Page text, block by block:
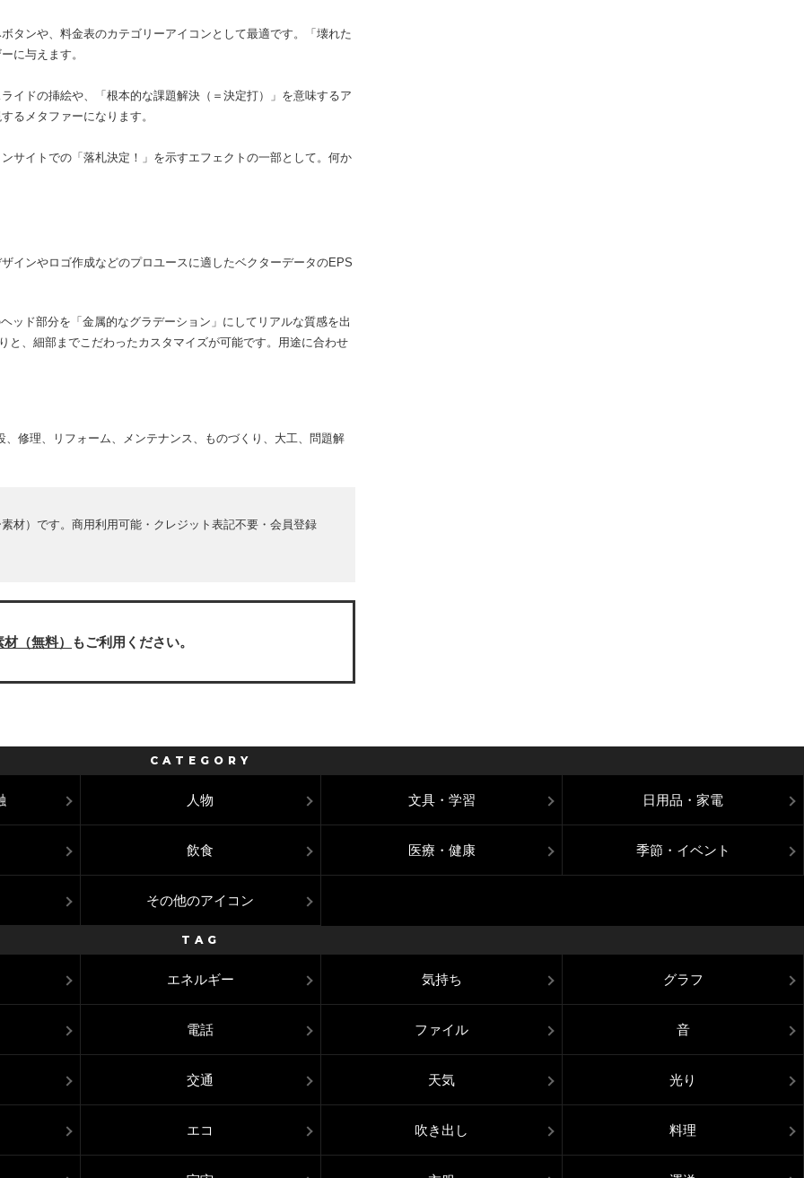
タンや、料金表のカテゴリーアイコンとして最適です。「壊れた
に与えます。
イドの挿絵や、「根本的な課題解決（＝決定打）」を意味するア
るメタファーになります。
サイトでの「落札決定！」を示すエフェクトの一部として。何か
インやロゴ作成などのプロユースに適したベクターデータのEPS
ッド部分を「金属的なグラデーション」にしてリアルな質感を出
と、細部までこだわったカスタマイズが可能です。用途に合わせ
修理、リフォーム、メンテナンス、ものづくり、大工、問題解
材）です。商用利用可能・クレジット表記不要・会員登録
（無料） もご利用ください。
CATEGORY
人物 文具・学習 日用品・家電
飲食 医療・健康 季節・イベント
その他のアイコン
TAG
エネルギー 気持ち グラフ
電話 ファイル 音
交通 天気 光り
エコ 吹き出し 料理